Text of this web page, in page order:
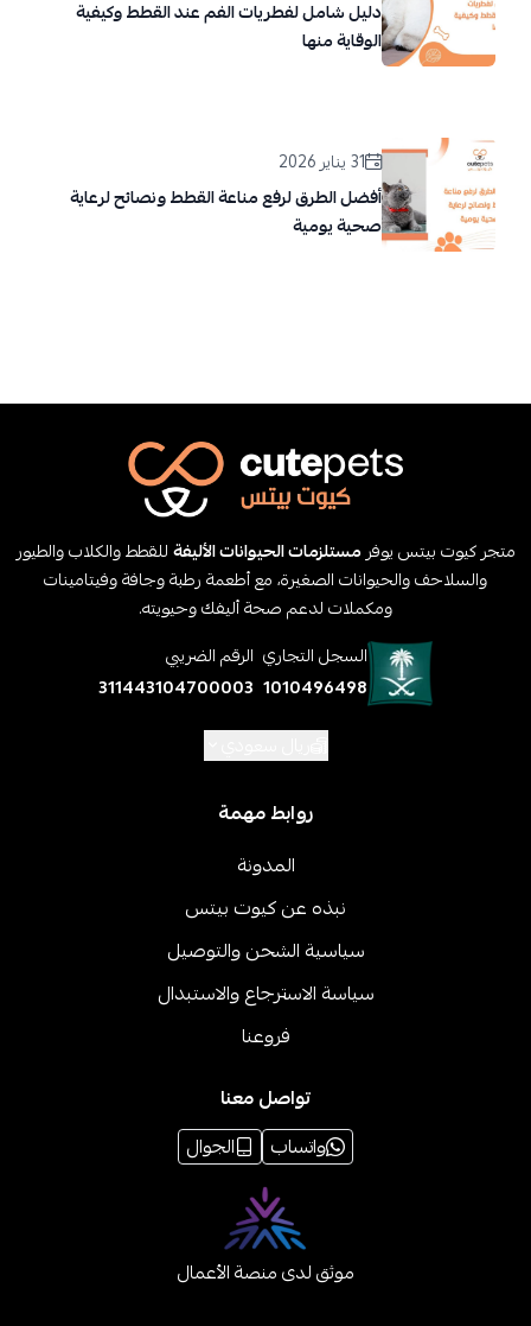
دليل شامل لفطريات الفم عند القطط وكيفية
الوقاية منها
31 يناير 2026
أفضل الطرق لرفع مناعة القطط ونصائح لرعاية
صحية يومية
متجر كيوت بيتس يوفر مستلزمات الحيوانات الأليفةللقطط والكلاب والطيور
والسلاحف والحيوانات الصغيرة، مع أطعمة رطبة وجافة وفيتامينات
ومكملات لدعم صحة أليفك وحيويته.
السجل التجاري
1010496498
الرقم الضريبي
311443104700003
روابط مهمة
المدونة
نبذه عن كيوت بيتس
سياسية الشحن والتوصيل
سياسة الاسترجاع والاستبدال
فروعنا
تواصل معنا
واتساب
الجوال
موثق لدى منصة الأعمال